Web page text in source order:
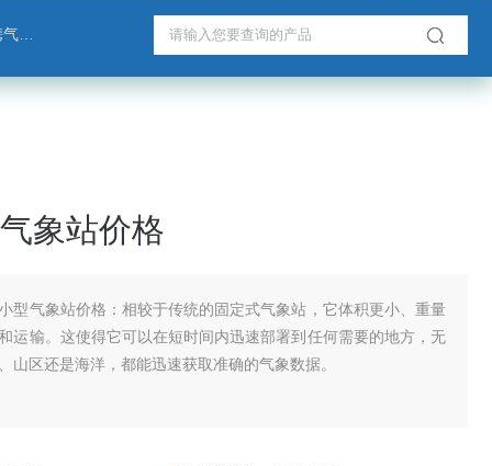
仪
象站价格
型气象站价格：相较于传统的固定式气象站，它体积更小、重量
运输。这使得它可以在短时间内迅速部署到任何需要的地方，无
山区还是海洋，都能迅速获取准确的气象数据。